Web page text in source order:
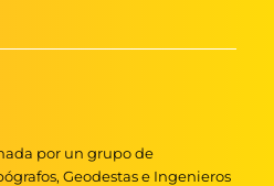
por un grupo de
Geodestas e Ingenieros